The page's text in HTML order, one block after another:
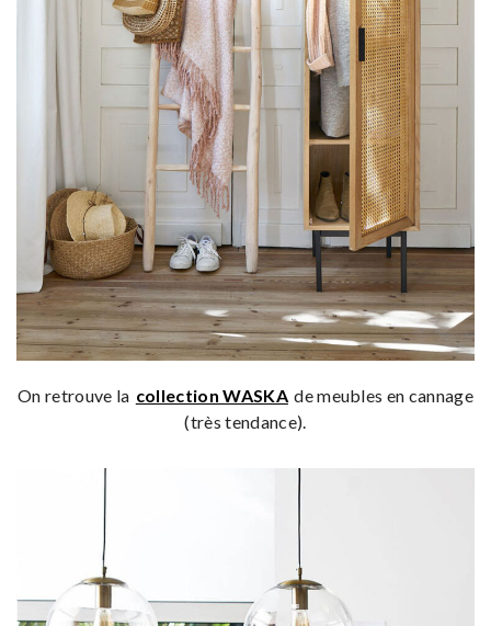
On retrouve la collection WASKA de meubles en cannage
(très tendance).